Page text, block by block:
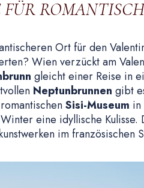
FÜR
Ort für den
Wien verzückt am
gleicht einer Reise in
Neptunbrunnen gibt
Sisi-Museum
eine idyllische Kulisse.
im französischen